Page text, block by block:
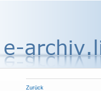
Zurück